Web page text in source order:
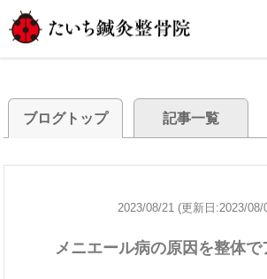
ブログトップ 記事一覧
2023/08/21 (更新日:2023/08/
メニエール病の原因を整体